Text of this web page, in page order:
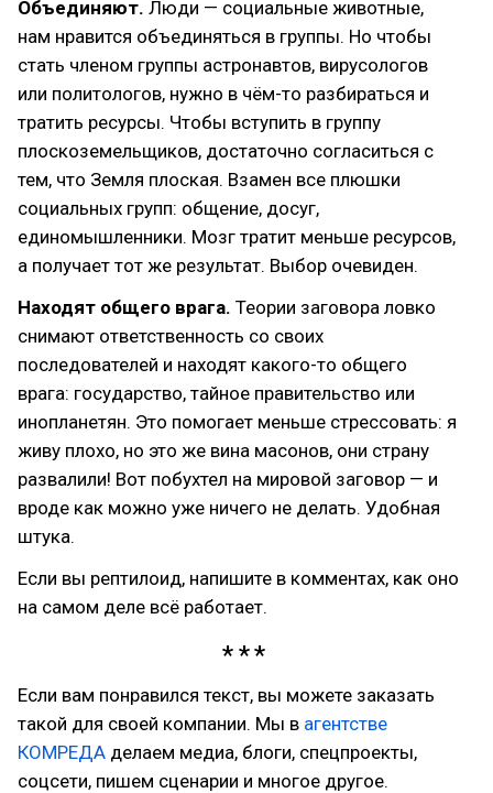
Объединяют. Люди — социальные животные,
нам нравится объединяться в группы. Но чтобы
стать членом группы астронавтов, вирусологов
или политологов, нужно в чём-то разбираться и
тратить ресурсы. Чтобы вступить в группу
плоскоземельщиков, достаточно согласиться с
тем, что Земля плоская. Взамен все плюшки
социальных групп: общение, досуг,
единомышленники. Мозг тратит меньше ресурсов,
а получает тот же результат. Выбор очевиден.
Находят общего врага. Теории заговора ловко
снимают ответственность со своих
последователей и находят какого-то общего
врага: государство, тайное правительство или
инопланетян. Это помогает меньше стрессовать: я
живу плохо, но это же вина масонов, они страну
развалили! Вот побухтел на мировой заговор — и
вроде как можно уже ничего не делать. Удобная
штука.
Если вы рептилоид, напишите в комментах, как оно
на самом деле всё работает.
Если вам понравился текст, вы можете заказать
такой для своей компании. Мы в агентстве
КОМРЕДА делаем медиа, блоги, спецпроекты,
соцсети, пишем сценарии и многое другое.